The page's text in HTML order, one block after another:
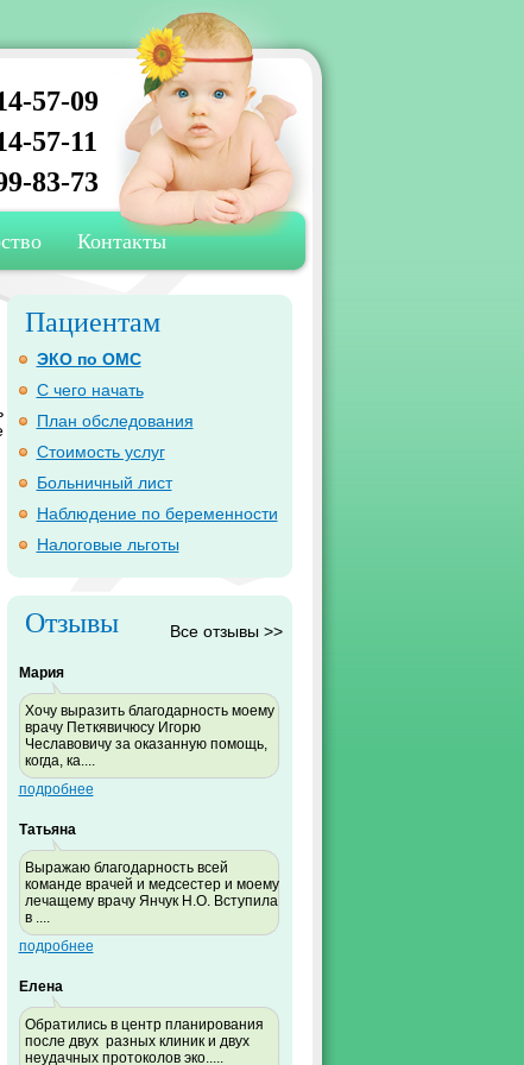
57-09
57-11
83-73
Контакты
Пациентам
ЭКО по ОМС
С чего начать
План обследования
Стоимость услуг
Больничный лист
Наблюдение по беременности
Налоговые льготы
Отзывы Все отзывы >>
Мария
Хочу выразить благодарность моему
врачу Петкявичюсу Игорю
Чеславовичу за оказанную помощь,
когда, ка....
подробнее
Татьяна
Выражаю благодарность всей
команде врачей и медсестер и моему
лечащему врачу Янчук Н.О. Вступила
в ....
подробнее
Елена
Обратились в центр планирования
после двух разных клиник и двух
неудачных протоколов эко.....